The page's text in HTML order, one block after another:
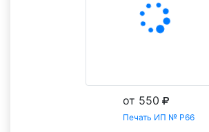
от 550
Печать ИП № Р66